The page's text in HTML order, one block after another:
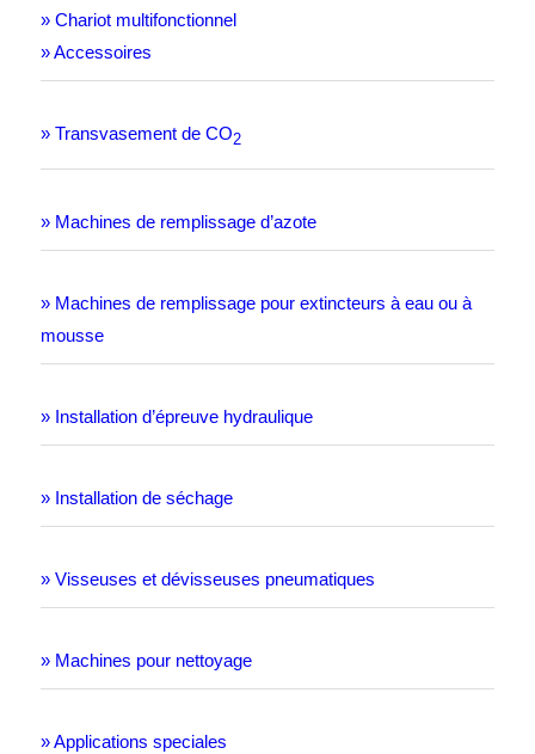
» Chariot multifonctionnel
» Accessoires
» Transvasement de CO2
» Machines de remplissage d’azote
» Machines de remplissage pour extincteurs à eau ou à
mousse
» Installation d’épreuve hydraulique
» Installation de séchage
» Visseuses et dévisseuses pneumatiques
» Machines pour nettoyage
» Applications speciales